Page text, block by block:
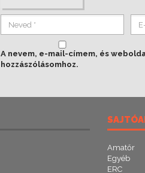
A nevem, e-mail-címem, és
hozzászólásomhoz.
Amatőr
Egyéb
ERC